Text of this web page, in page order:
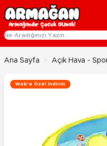
İçeriğe geç
Ana Sayfa > Açık Hava -
Web'e Özel İndirim